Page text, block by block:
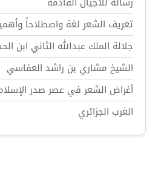
تعريف الشعر لغة واصطلاحاً
جلالة الملك عبدالله الثاني ابن
الشيخ مشاري بن راشد العفاسي
أغراض الشعر في عصر صدر
الغرب الجزائري